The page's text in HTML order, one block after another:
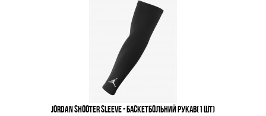
Jordan Shooter Sleeve - Баскетбольний Рукав(1 шт)